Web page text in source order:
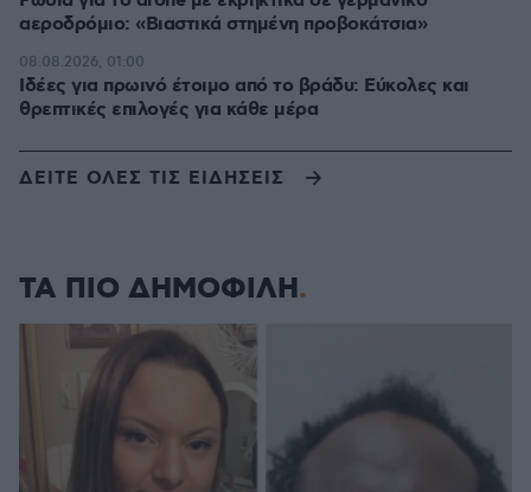
αεροδρόμιο: «Βιαστικά στημένη προβοκάτσια»
Ιδέες για πρωινό έτοιμο από το βράδυ: Εύκολες και
θρεπτικές επιλογές για κάθε μέρα
08.08.2026, 01:00
ΔΕΙΤΕ ΟΛΕΣ ΤΙΣ ΕΙΔΗΣΕΙΣ
ΤΑ ΠΙΟ ΔΗΜΟΦΙΛΗ